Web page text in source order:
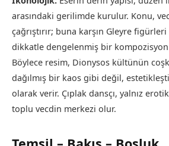
arasındaki gerilimde kurulur. Konu,
çağrıştırır; buna karşın Gleyre
dikkatle dengelenmiş bir
Böylece resim, Dionysos kültünün
dağılmış bir kaos gibi değil,
olarak verir. Çıplak dansçı, yalnız
toplu vecdin merkezi olur.